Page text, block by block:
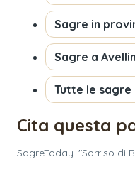
Sagre in
Sagre a
Tutte le sagre
Cita questa
SagreToday. "Sorriso